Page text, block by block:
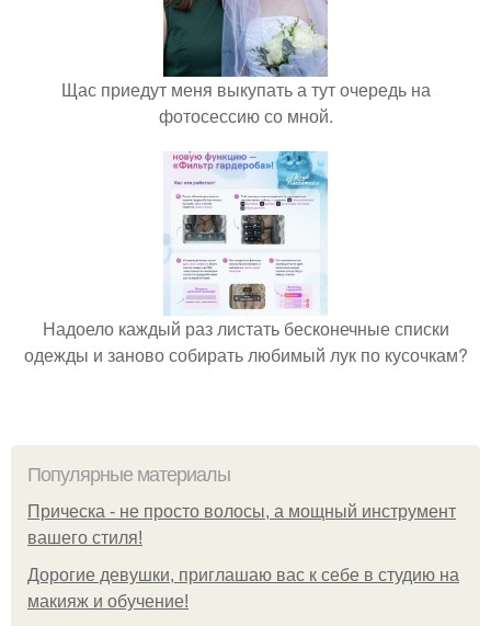
Щас приедут меня выкупать а тут очередь на
фотосессию со мной.
Надоело каждый раз листать бесконечные списки
одежды и заново собирать любимый лук по кусочкам?
Популярные материалы
Прическа - не просто волосы, а мощный инструмент
вашего стиля!
Дорогие девушки, приглашаю вас к себе в студию на
макияж и обучение!